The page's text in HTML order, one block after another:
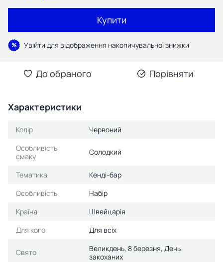
Купити
% Увійти для відображення накопичувальної знижки
До обраного Порівняти
Характеристики
Колір
Червоний
Особливість
смаку
Солодкий
Тематика
Кенді-бар
Особливість
Набір
Країна
Швейцарія
Для кого
Для всіх
Свято
Великдень, 8 березня, День
закоханих